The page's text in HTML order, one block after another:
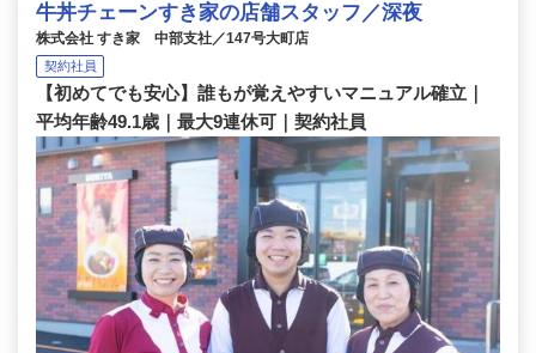
牛丼チェーンすき家の店舗スタッフ／深夜
株式会社 すき家 中部支社／147号大町店
契約社員
【初めてでも安心】誰もが覚えやすいマニュアル確立｜
平均年齢49.1歳｜最大9連休可｜契約社員